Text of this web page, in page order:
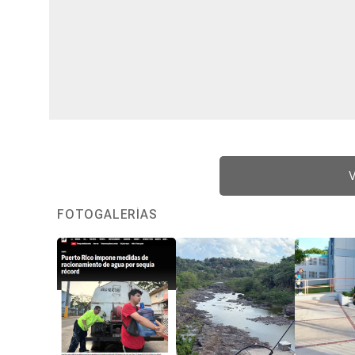
FOTOGALERÍAS